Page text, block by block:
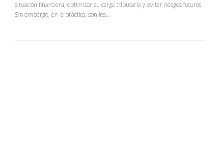
situación financiera, optimizar su carga tributaria y evitar riesgos futuros.
Sin embargo, en la práctica, son los...